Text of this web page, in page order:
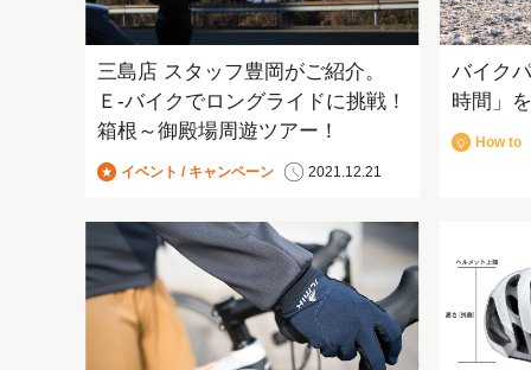
三島店 スタッフ豊岡がご紹介。
Ｅ-バイクでロングライドに挑戦！
箱根～御殿場周遊ツアー！
イベント / キャンペーン 2021.12.21
バイク
時間」
How to